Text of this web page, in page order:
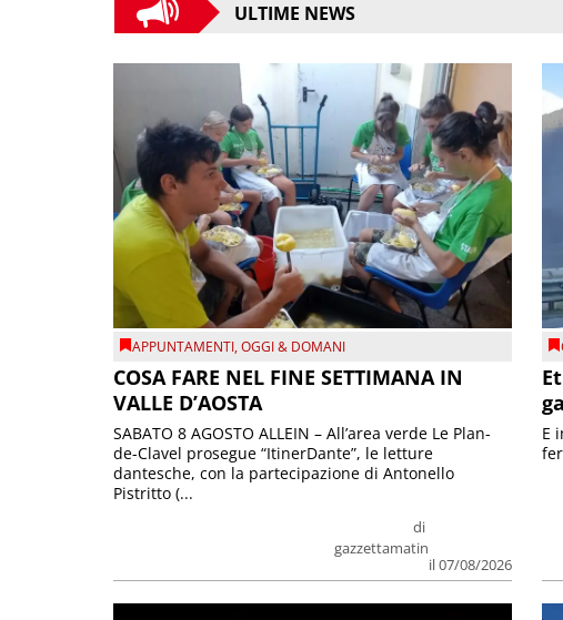
ULTIME NEWS
APPUNTAMENTI,OGGI & DOMANI
COSA FARE NEL FINE SETTIMANA IN
VALLE D’AOSTA
di
gazzettamatin
il 07/08/2026
SABATO 8 AGOSTO ALLEIN – All’area verde Le Plan-
de-Clavel prosegue “ItinerDante”, le letture
dantesche, con la partecipazione di Antonello
Pistritto (...
E